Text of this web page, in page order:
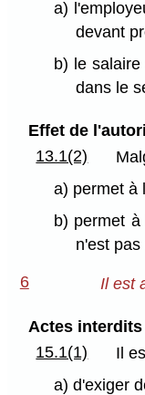
a)
devant
b) le
dans le
Effet de
13.1(2)
a) permet à
b) permet
n'est
6 Il est
Actes
15.1(1)
Il
a) d'exiger